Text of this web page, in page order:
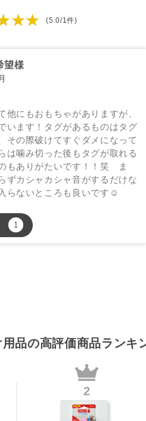
(5.0/1件)
望様
他にもおもちゃがありますが、
います！タグがあるものはタグ
その際破けてすぐダメになって
は噛み切った後もタグが取れる
もありがたいです！！笑 ま
ずカシャカシャ音がするだけな
らないところも良いです☺️
1
品の高評価商品ランキ